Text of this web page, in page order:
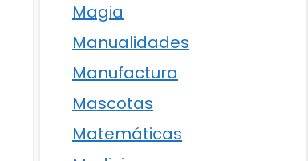
Magia
Manualidades
Manufactura
Mascotas
Matemáticas